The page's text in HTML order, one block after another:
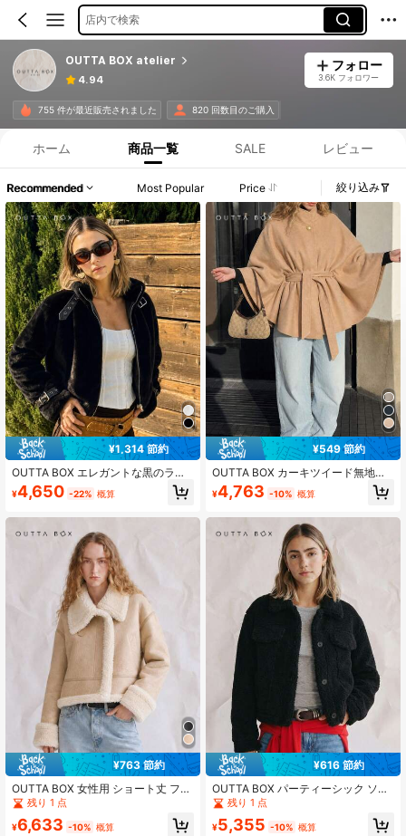
店内で検索
OUTTA BOX atelier
4.94
フォロー
3.6K フォロワー
755 件が最近販売されました 820 回数目のご購入
ホーム 商品一覧 SALE レビュー
Recommended Most Popular Price 絞り込み
¥1,314 節約
OUTTA BOX エレガントな黒のラグ
ジュアリーな冬用フェイクファージ
ャケット、バックルディテール付き
適しています。ファッショナブルな
社交的な女性用コート。学校に戻る
¥4,650 -22% 概算
¥763 節約
OUTTA BOX 女性用 ショート丈 フェ
イクファー襟 ライダースジャケット
残り 1 点
¥6,633 -10% 概算
¥549 節約
OUTTA BOX カーキツイード無地タ
イネックハイカラーケープスリーブ
ルーズフィットエレガントレディー
ネスオフィス通勤とお出かけに適し
た、秋スタイル
¥4,763 -10% 概算
¥616 節約
OUTTA BOX パーティーシック ソリ
ッドカラー フォーク シェルパ レデ
冬用
残り 1 点
¥5,355 -10% 概算